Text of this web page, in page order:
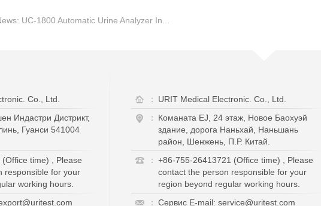
UC-1800 Automatic Urine Analyzer In...
Co., Ltd.
Индастри Дистрикт,
Гуанси 541004
time) , Please
responsible for your
working hours.
：
URIT Medical Electronic. Co., Ltd.
：
Команата EJ, 24 этаж, Новое Баохуэй
здание, дорога Наньхай, Наньшань
район, Шенжень, П.Р. Китай.
： +86-755-26413721 (Office time) , Please
contact the person responsible for your
region beyond regular working hours.
： Сервис E-mail: service@uritest.com